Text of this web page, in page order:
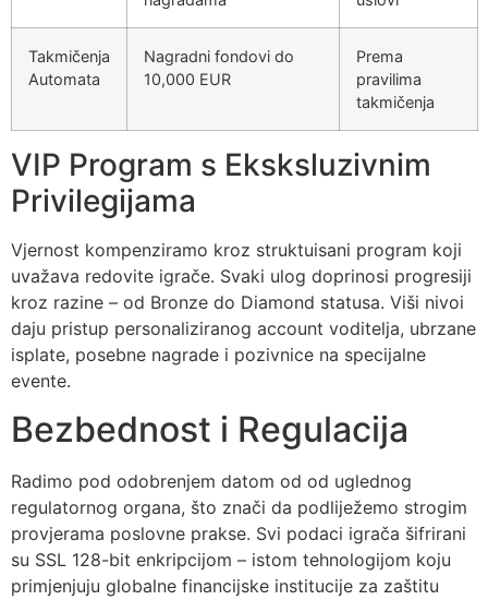
Takmičenja
Automata
Nagradni fondovi do
10,000 EUR
Prema
pravilima
takmičenja
VIP Program s Eksksluzivnim
Privilegijama
Vjernost kompenziramo kroz struktuisani program koji
uvažava redovite igrače. Svaki ulog doprinosi progresiji
kroz razine – od Bronze do Diamond statusa. Viši nivoi
daju pristup personaliziranog account voditelјa, ubrzane
isplate, posebne nagrade i pozivnice na specijalne
evente.
Bezbednost i Regulacija
Radimo pod odobrenјem datom od od uglednog
regulatornog organa, što znači da podliježemo strogim
provjerama poslovne prakse. Svi podaci igrača šifrirani
su SSL 128-bit enkripcijom – istom tehnologijom koju
primjenjuju globalne financijske institucije za zaštitu